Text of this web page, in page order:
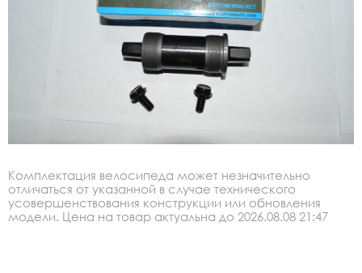
Комплектация велосипеда может незначительно
отличаться от указанной в случае технического
усовершенствования конструкции или обновления
модели. Цена на товар актуальна до 2026.08.08 21:47